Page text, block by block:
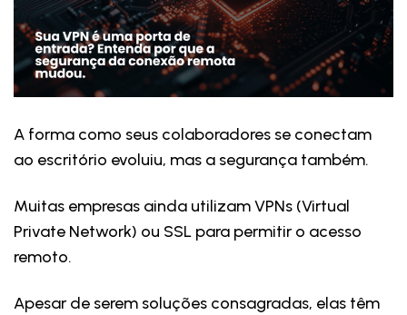
A forma como seus colaboradores se conectam
ao escritório evoluiu, mas a segurança também.
Muitas empresas ainda utilizam VPNs (Virtual
Private Network) ou SSL para permitir o acesso
remoto.
Apesar de serem soluções consagradas, elas têm